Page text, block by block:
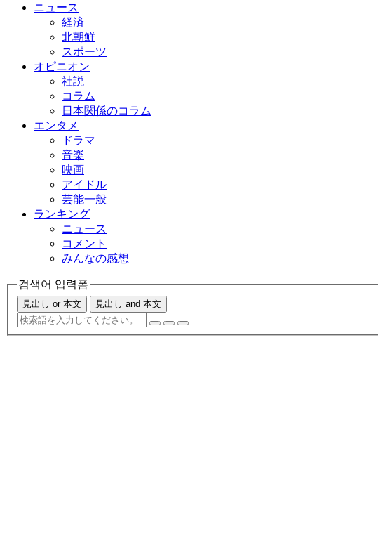
ニュース
経済
北朝鮮
スポーツ
オピニオン
社説
コラム
日本関係のコラム
エンタメ
ドラマ
音楽
映画
アイドル
芸能一般
ランキング
ニュース
コメント
みんなの感想
검색어 입력폼
見出し or 本文 見出し and 本文